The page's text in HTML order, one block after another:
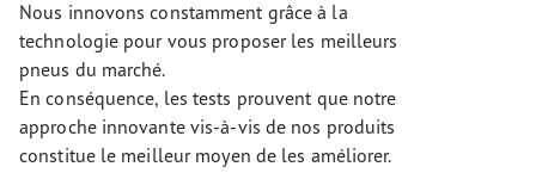
Nous innovons constamment grâce à la
technologie pour vous proposer les meilleurs
pneus du marché.
En conséquence, les tests prouvent que notre
approche innovante vis-à-vis de nos produits
constitue le meilleur moyen de les améliorer.